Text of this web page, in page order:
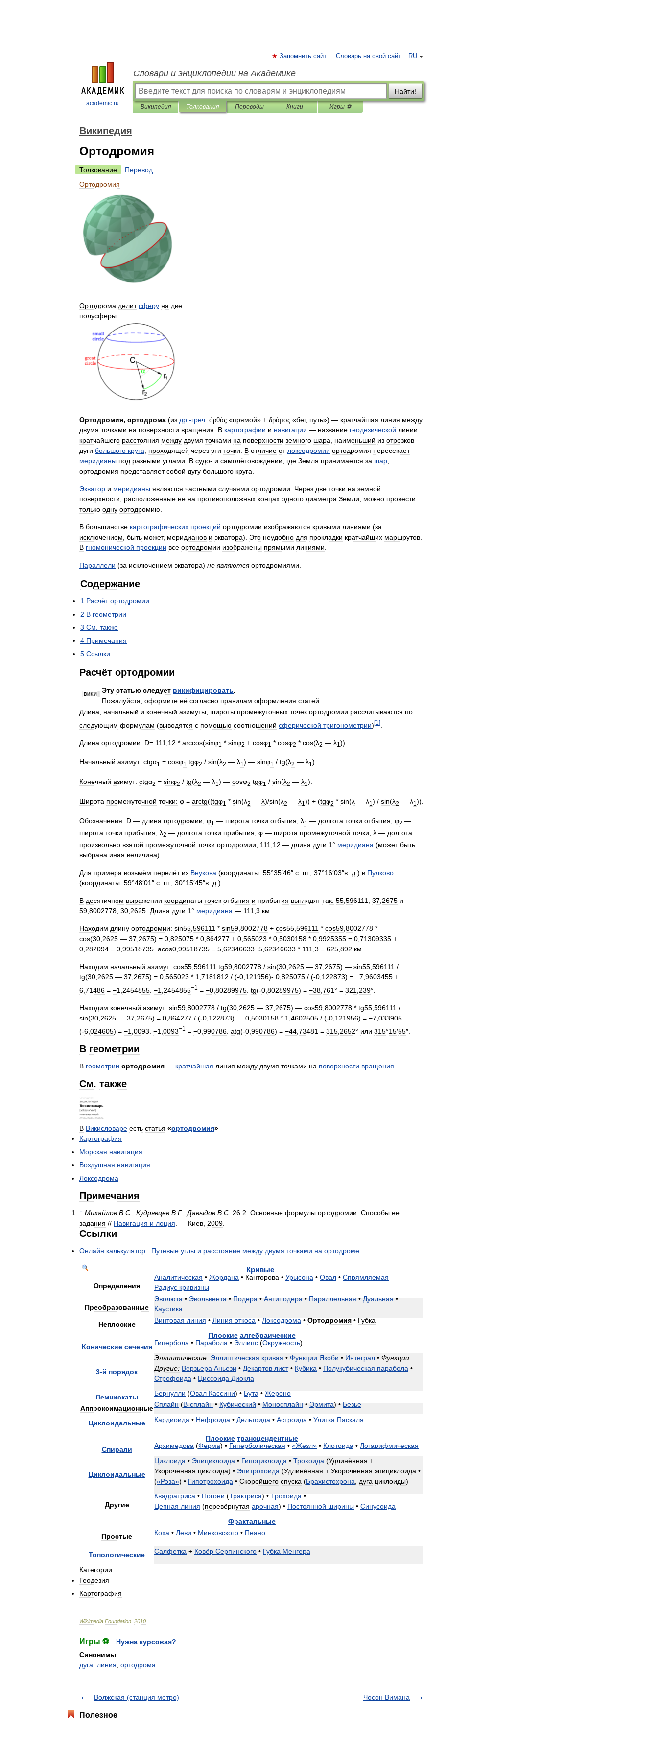
academic.ru
RU
Запомнить сайт Словарь на свой сайт
Словари и энциклопедии на Академике
Найти!
Википедия Толкования Переводы Книги Игры ⚽
Википедия
Ортодромия
Толкование
Перевод
Ортодромия
Ортодрома делит сферу на две
полусферы
Ортодромия, ортодрома (из др .-греч ὀρθός «прямой» + δρόμος «бег, путь») — кратчайшая линия между
двумя точками на поверхности вращения В картографии и навигации — название геодезической линии
кратчайшего расстояния между двумя точками на поверхности земного шара наименьший из отрезков
дуги большого круга проходящей через эти точки В отличие от локсодромии ортодромия пересекает
меридианы под разными углами В судо- и самолётовождении где Земля принимается за шар
ортодромия представляет собой дугу большого круга
Экватор и меридианы являются частными случаями ортодромии Через две точки на земной
поверхности
расположенные не на противоположных концах одного диаметра Земли можно провести
только одну ортодромию
В большинстве картографических проекций ортодромии изображаются кривыми линиями (за
исключением быть может, меридианов и экватора). Это неудобно для прокладки кратчайших маршрутов
В гномонической проекции все ортодромии изображены прямыми линиями
Параллели (за исключением экватора) не являются ортодромиями
Содержание
1 Расчёт ортодромии
2 В геометрии
3 См также
4 Примечания
5 Ссылки
Расчёт ортодромии
Эту статью следует викифицировать.
Пожалуйста оформите её согласно правилам оформления статей
Длина
начальный и конечный азимуты широты промежуточных точек ортодромии рассчитываются по
следующим формулам (выводятся с помощью соотношений сферической тригонометрии)[1 ]
Длина ортодромии: D= 111 12 * arccos(sinφ1 * sinφ2 + cosφ1 * cosφ2 * cos(λ2 — λ1 )).
Начальный азимут: ctgα1 = cosφ1 tgφ2 / sin(λ2 — λ1 ) — sinφ1 / tg(λ2 — λ1 ).
Конечный азимут: ctgα2 = sinφ2 / tg(λ2 — λ1 ) — cosφ2 tgφ1 / sin(λ2 — λ1 ).
Широта промежуточной точки: φ = arctg((tgφ1 * sin(λ2 — λ)/sin(λ2 — λ1 )) + (tgφ2 * sin(λ — λ1 ) / sin(λ2 — λ1 )).
Обозначения: D — длина ортодромии φ1 — широта точки отбытия λ1 — долгота точки отбытия φ2 —
широта точки прибытия λ2 — долгота точки прибытия φ — широта промежуточной точки λ — долгота
произвольно взятой промежуточной точки ортодромии, 111,12 — длина дуги 1° меридиана (может быть
выбрана иная величина).
Для примера возьмём перелёт из Внукова (координаты: 55°35′46″ с. ш., 37°16′03″в. д.) в Пулково
(координаты: 59°48′01″ с. ш., 30°15′45″в. д.).
В десятичном выражении координаты точек отбытия и прибытия выглядят так: 55,596111, 37,2675 и
59,8002778, 30,2625. Длина дуги 1° меридиана — 111,3 км.
Находим длину ортодромии: sin55,596111 * sin59,8002778 + cos55,596111 * cos59,8002778 *
cos(30,2625 — 37,2675) = 0,825075 * 0,864277 + 0,565023 * 0,5030158 * 0,9925355 = 0,71309335 +
0,282094 = 0,99518735. acos0,99518735 = 5,62346633. 5,62346633 * 111,3 = 625,892 км.
Находим начальный азимут: cos55,596111 tg59,8002778 / sin(30,2625 — 37,2675) — sin55,596111 /
tg(30,2625 — 37,2675) = 0,565023 * 1,7181812 / (-0,121956)- 0,825075 / (-0,122873) = −7,9603455 +
6 71486 = −1 2454855 −1 2454855−1 = −0 80289975 tg(-0 80289975) = −38 761 ° = 321 239°.
Находим конечный азимут: sin59 8002778 / tg(30 2625 — 37 2675) — cos59 8002778 * tg55 596111 /
sin(30 2625 — 37 2675) = 0 864277 / (-0 122873) — 0 5030158 * 1 4602505 / (-0 121956) = −7 033905 —
(-6 024605) = −1 0093 −1 0093−1 = −0 990786 atg(-0 990786) = −44 73481 = 315 2652° или 315°15′55″.
В геометрии
В геометрии ортодромия — кратчайшая линия между двумя точками на поверхности вращения
См. также
В Викисловаре есть статья «ортодромия»
Картография
Морская навигация
Воздушная навигация
Локсодрома
Примечания
↑ Михайлов В С Кудрявцев В Г., Давыдов В С 26 2 Основные формулы ортодромии Способы ее
задания // Навигация и лоция . — Киев 2009
Ссылки
Онлайн калькулятор : Путевые углы и расстояние между двумя точками на ортодроме
Кривые
Определения
Аналитическая • Жордана • Канторова • Урысона • Овал • Спрямляемая
Радиус кривизны
Преобразованные
Эволюта • Эвольвента • Подера • Антиподера • Параллельная • Дуальная •
Каустика
Неплоские
Винтовая линия • Линия откоса • Локсодрома • Ортодромия • Губка
Плоские алгебраические
Конические сечения Гипербола • Парабола • Эллипс (Окружность)
3-й порядок
Эллиптические: Эллиптическая кривая • Функции Якоби • Интеграл • Функции
Другие: Верзьера Аньези • Декартов лист• Кубика • Полукубическая парабола •
Строфоида • Циссоида Диокла
Лемнискаты Бернулли (Овал Кассини) • Бута • Жероно
АппроксимационныеСплайн (B-сплайн • Кубический • Моносплайн • Эрмита) • Безье
Циклоидальные Кардиоида • Нефроида • Дельтоида • Астроида • Улитка Паскаля
Плоские трансцендентные
Спирали
Архимедова (Ферма) • Гиперболическая • «Жезл» • Клотоида • Логарифмическая
Циклоидальные
Циклоида • Эпициклоида • Гипоциклоида • Трохоида (Удлинённая +
Укороченная циклоида) • Эпитрохоида (Удлинённая + Укороченная эпициклоида •
(«Роза») • Гипотрохоида • Скорейшего спуска (Брахистохрона дуга циклоиды)
Другие
Квадратриса • Погони (Трактриса) • Трохоида •
Цепная линия (перевёрнутая арочная) • Постоянной ширины • Синусоида
Фрактальные
Простые
Коха • Леви • Минковского • Пеано
Топологические Салфетка + Ковёр Серпинского • Губка Менгера
Категории:
Геодезия
Картография
Wikimedia Foundation 2010
Игры ⚽
Нужна курсовая?
Синонимы:
дуга
линия ортодрома
Волжская (станция метро) Чосон Вимана
Полезное